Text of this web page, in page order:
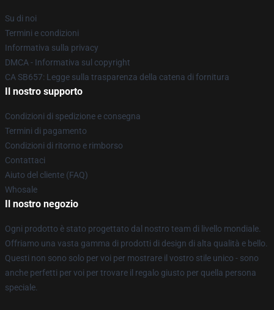
Su di noi
Termini e condizioni
Informativa sulla privacy
DMCA - Informativa sul copyright
CA SB657: Legge sulla trasparenza della catena di fornitura
Il nostro supporto
Condizioni di spedizione e consegna
Termini di pagamento
Condizioni di ritorno e rimborso
Contattaci
Aiuto del cliente (FAQ)
Whosale
Il nostro negozio
Ogni prodotto è stato progettato dal nostro team di livello mondiale.
Offriamo una vasta gamma di prodotti di design di alta qualità e bello.
Questi non sono solo per voi per mostrare il vostro stile unico - sono
anche perfetti per voi per trovare il regalo giusto per quella persona
speciale.